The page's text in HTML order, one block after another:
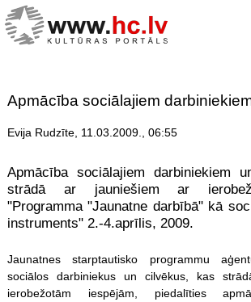
Apmācība sociālajiem
Evija Rudzīte, 11.03.2009., 06:55
Apmācība sociālajiem darbiniekiem
strādā ar jauniešiem ar
"Programma "Jaunatne darbībā" kā
instruments" 2.-4.aprīlis, 2009.
Jaunatnes starptautisko programmu
sociālos darbiniekus un cilvēkus, kas
ierobežotām iespējām, piedalīties